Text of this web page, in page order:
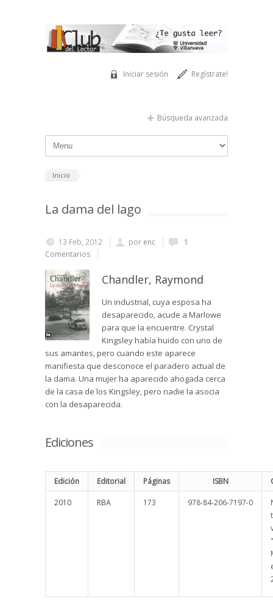
Regístrate!
Iniciar sesión
Búsqueda avanzada
Inicio
La dama del lago
13 Feb, 2012 por enc
1
Comentarios
Chandler, Raymond
Un industrial, cuya esposa ha
desaparecido, acude a Marlowe
para que la encuentre. Crystal
Kingsley había huido con uno de
sus amantes, pero cuando este aparece
manifiesta que desconoce el paradero actual de
la dama. Una mujer ha aparecido ahogada cerca
de la casa de los Kingsley, pero nadie la asocia
con la desaparecida.
Ediciones
Edición Editorial Páginas ISBN
2010 RBA 173 978-84-206-7197-0